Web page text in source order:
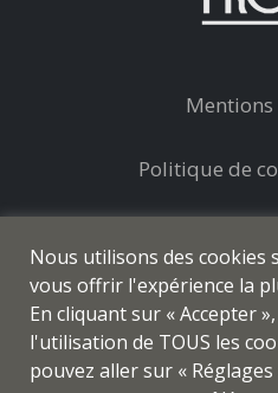
Mentions
Politique de
© prod-coiffure.com - Tous
Nous utilisons des
vous offrir l'expérience la
En cliquant sur « Accepter
l'utilisation de TOUS les
pouvez aller sur «